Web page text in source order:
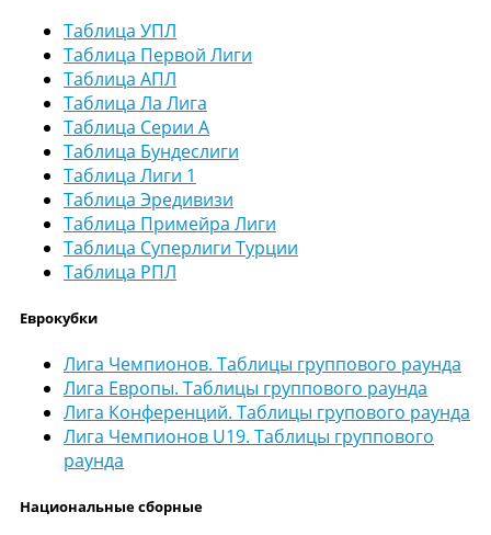
Таблица УПЛ
Таблица Первой Лиги
Таблица АПЛ
Таблица Ла Лига
Таблица Серии А
Таблица Бундеслиги
Таблица Лиги 1
Таблица Эредивизи
Таблица Примейра Лиги
Таблица Суперлиги Турции
Таблица РПЛ
Еврокубки
Лига Чемпионов. Таблицы группового раунда
Лига Европы. Таблицы группового раунда
Лига Конференций. Таблицы групового раунда
Лига Чемпионов U19. Таблицы группового
раунда
Национальные сборные